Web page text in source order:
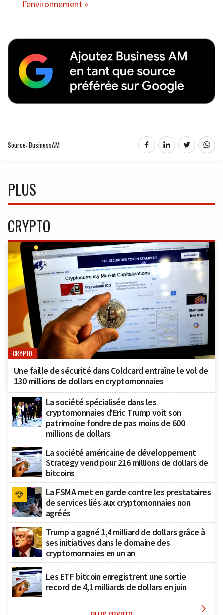
l’environnement »
Source: BusinessAM
PLUS
CRYPTO
CRYPTO
Une faille de sécurité dans Coldcard entraîne le vol de
130 millions de dollars en cryptomonnaies
La société spécialisée dans les
cryptomonnaies d’Eric Trump voit son
patrimoine fondre de pas moins de 600
millions de dollars
La société américaine de développement
Strategy vend pour 216 millions de dollars de
bitcoins
La FSMA met en garde contre les prestataires
de services liés aux cryptomonnaies non
agréés
Trump a gagné 1,4 milliard de dollars grâce à
ses initiatives dans le domaine des
cryptomonnaies en un an
Les ETF bitcoin enregistrent une sortie
record de 4,1 milliards de dollars en juin
